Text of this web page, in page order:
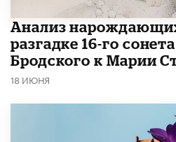
Анализ
разгадке 16-го
Бродского к Марии
18 ИЮНЯ